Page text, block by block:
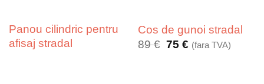
Panou cilindric pentru
afisaj stradal
Cos de gunoi stradal
89€ Prețul
75€ Prețul
(fara TVA)